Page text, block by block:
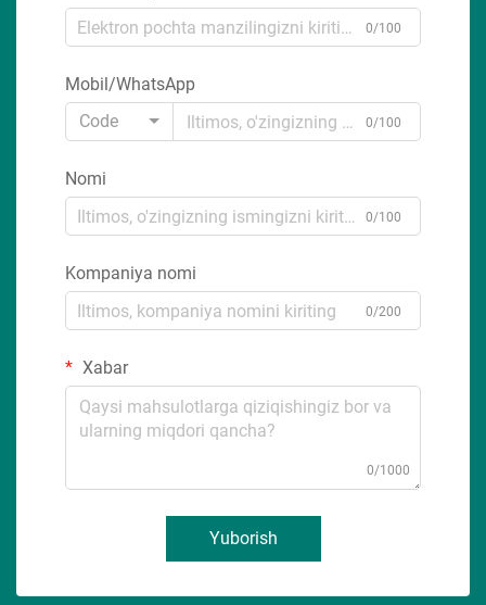
0/100
Mobil/WhatsApp
Code
0/100
Nomi
0/100
Kompaniya nomi
0/200
Xabar
0/1000
Yuborish